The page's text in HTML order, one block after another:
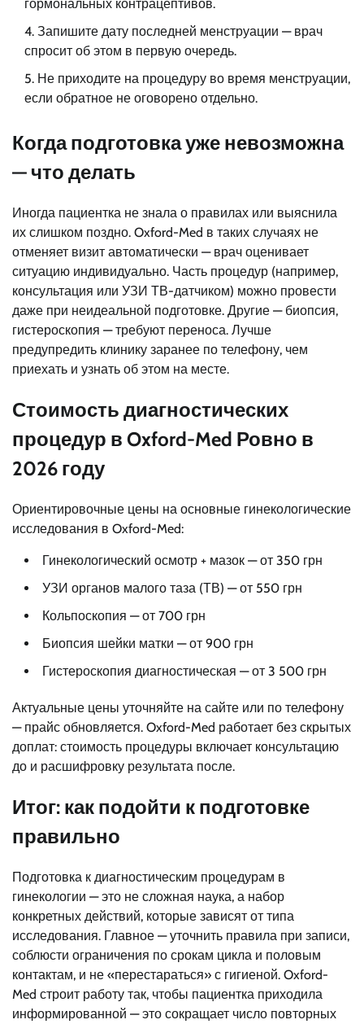
гормональных контрацептивов.
Запишите дату последней менструации — врач
спросит об этом в первую очередь.
Не приходите на процедуру во время менструации,
если обратное не оговорено отдельно.
Когда подготовка уже невозможна
— что делать
Иногда пациентка не знала о правилах или выяснила
их слишком поздно. Oxford-Med в таких случаях не
отменяет визит автоматически — врач оценивает
ситуацию индивидуально. Часть процедур (например,
консультация или УЗИ ТВ-датчиком) можно провести
даже при неидеальной подготовке. Другие — биопсия,
гистероскопия — требуют переноса. Лучше
предупредить клинику заранее по телефону, чем
приехать и узнать об этом на месте.
Стоимость диагностических
процедур в Oxford-Med Ровно в
2026 году
Ориентировочные цены на основные гинекологические
исследования в Oxford-Med:
Гинекологический осмотр + мазок — от 350 грн
УЗИ органов малого таза (ТВ) — от 550 грн
Кольпоскопия — от 700 грн
Биопсия шейки матки — от 900 грн
Гистероскопия диагностическая — от 3 500 грн
Актуальные цены уточняйте на сайте или по телефону
— прайс обновляется. Oxford-Med работает без скрытых
доплат: стоимость процедуры включает консультацию
до и расшифровку результата после.
Итог: как подойти к подготовке
правильно
Подготовка к диагностическим процедурам в
гинекологии — это не сложная наука, а набор
конкретных действий, которые зависят от типа
исследования. Главное — уточнить правила при записи,
соблюсти ограничения по срокам цикла и половым
контактам, и не «перестараться» с гигиеной. Oxford-
Med строит работу так, чтобы пациентка приходила
информированной — это сокращает число повторных